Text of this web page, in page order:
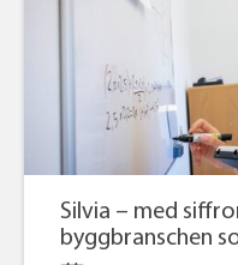
Silvia – med
byggbranschen